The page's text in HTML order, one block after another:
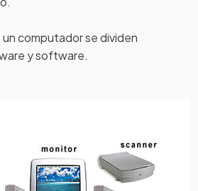
computador se dividen
y software.